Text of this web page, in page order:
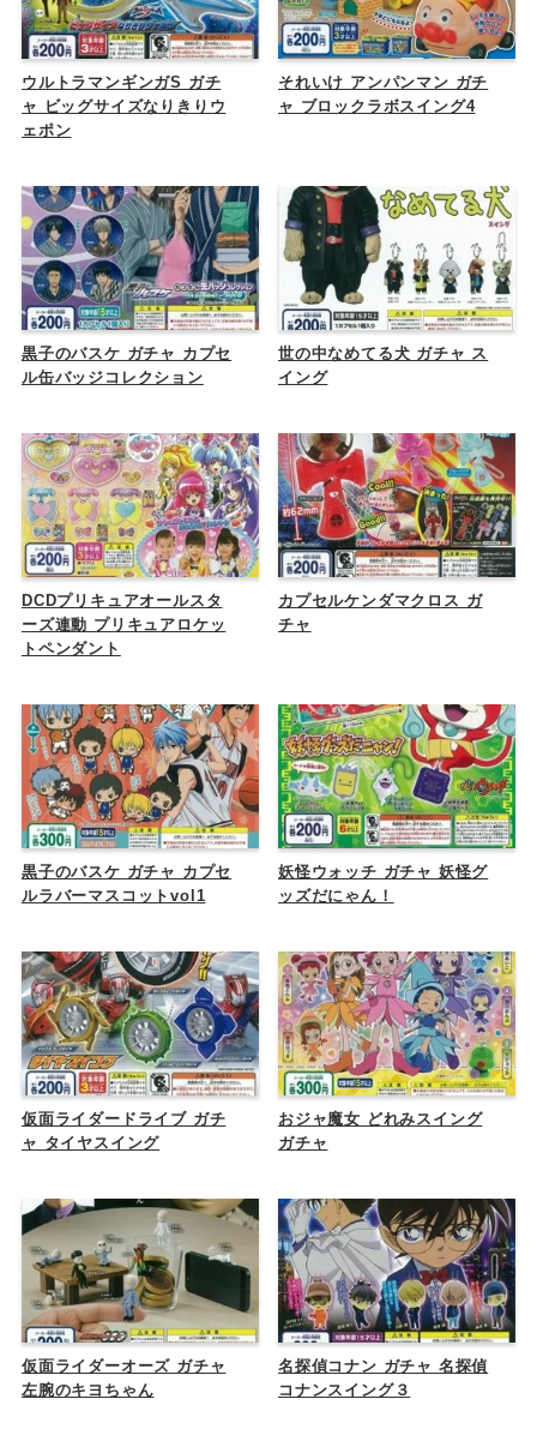
ウルトラマンギンガS ガチ
ャ ビッグサイズなりきりウ
ェポン
それいけ アンパンマン ガチ
ャ ブロックラボスイング4
黒子のバスケ ガチャ カプセ
ル缶バッジコレクション
世の中なめてる犬 ガチャ ス
イング
DCDプリキュアオールスタ
ーズ連動 プリキュアロケッ
トペンダント
カプセルケンダマクロス ガ
チャ
黒子のバスケ ガチャ カプセ
ルラバーマスコットvol1
妖怪ウォッチ ガチャ 妖怪グ
ッズだにゃん！
仮面ライダードライブ ガチ
ャ タイヤスイング
おジャ魔女 どれみスイング
ガチャ
仮面ライダーオーズ ガチャ
左腕のキヨちゃん
名探偵コナン ガチャ 名探偵
コナンスイング３